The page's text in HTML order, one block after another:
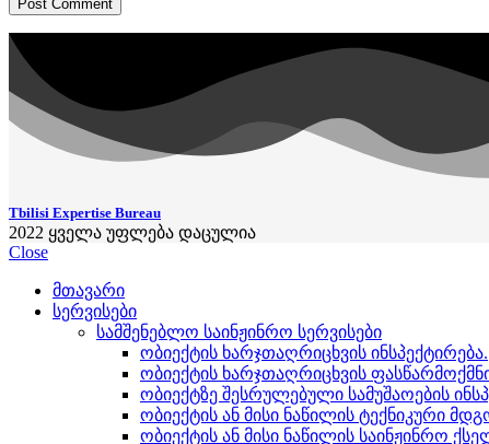
Tbilisi Expertise Bureau
2022 ყველა უფლება დაცულია
Close
მთავარი
სერვისები
სამშენებლო საინჟინრო სერვისები
ობიექტის ხარჯთაღრიცხვის ინსპექტირება.
ობიექტის ხარჯთაღრიცხვის
ობიექტზე შესრულებული სამუშაოების
ობიექტის ან მისი ნაწილის ტექნიკური
ობიექტის ან მისი ნაწილის საინჟინრო